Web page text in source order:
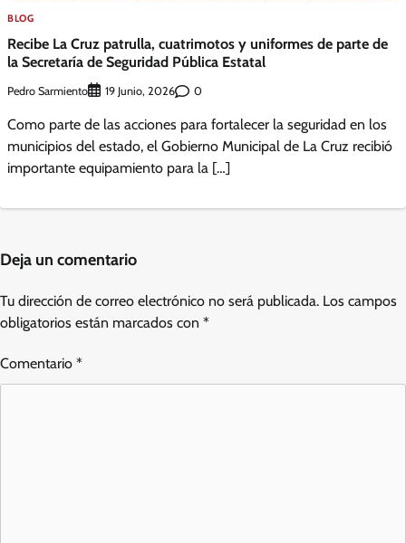
BLOG
Recibe La Cruz patrulla, cuatrimotos y uniformes de parte de
la Secretaría de Seguridad Pública Estatal
Pedro Sarmiento 19 Junio, 2026 0
Como parte de las acciones para fortalecer la seguridad en los
municipios del estado, el Gobierno Municipal de La Cruz recibió
importante equipamiento para la […]
Deja un comentario
Tu dirección de correo electrónico no será publicada. Los campos
obligatorios están marcados con *
Comentario *